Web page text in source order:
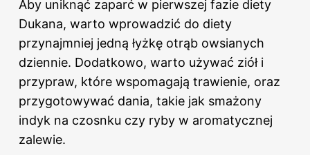
Aby uniknąć zaparć w pierwszej fazie diety
Dukana, warto wprowadzić do diety
przynajmniej jedną łyżkę otrąb owsianych
dziennie. Dodatkowo, warto używać ziół i
przypraw, które wspomagają trawienie, oraz
przygotowywać dania, takie jak smażony
indyk na czosnku czy ryby w aromatycznej
zalewie.